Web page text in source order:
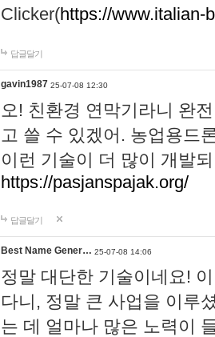
Clicker(https://www.italian-
답글달기
gavin1987 25-07-08 12:30
오! 친환경 연막기라니 완
고 쓸 수 있겠어. 농업용드
이런 기술이 더 많이 개발
https://pasjanspajak.org/
답글달기
Best Name Gener… 25-07-08 14:06
정말 대단한 기술이네요!
다니, 정말 큰 사업을 이루
는 데 얼마나 많은 노력이